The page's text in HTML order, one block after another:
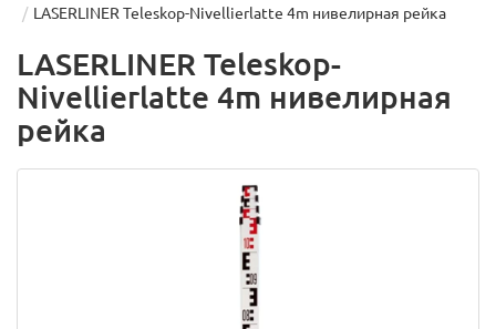
LASERLINER Teleskop-Nivellierlatte 4m нивелирная рейка
LASERLINER Teleskop-
Nivellierlatte 4m нивелирная
рейка